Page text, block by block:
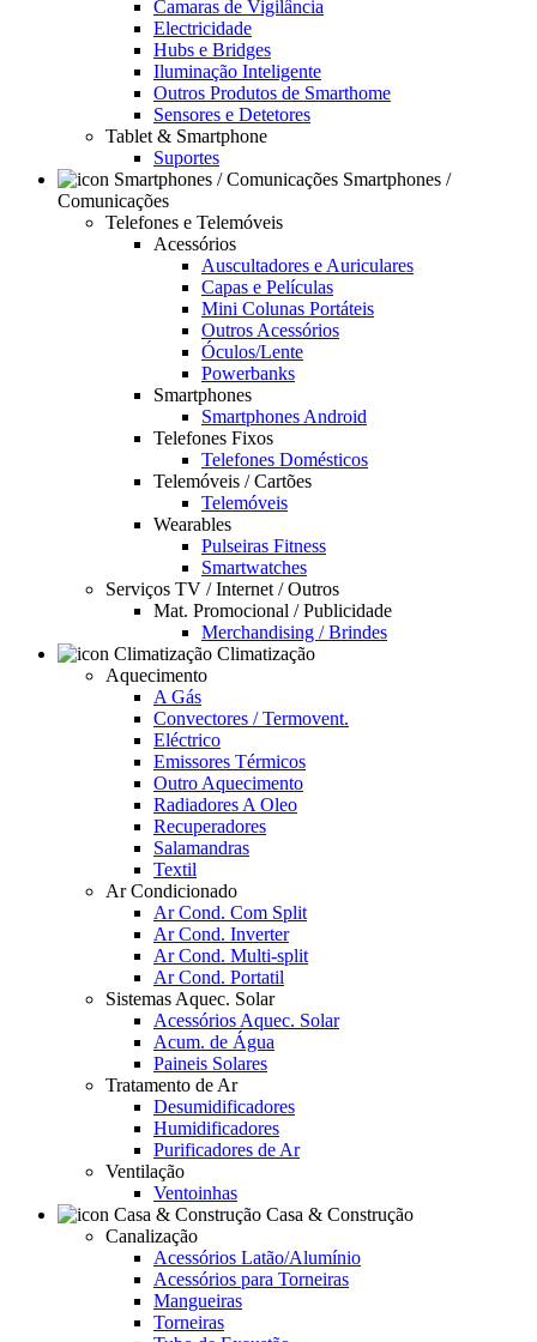
Camaras de Vigilância
Electricidade
Hubs e Bridges
Iluminação Inteligente
Outros Produtos de Smarthome
Sensores e Detetores
Tablet & Smartphone
Suportes
Smartphones /
Comunicações
Telefones e Telemóveis
Acessórios
Auscultadores e Auriculares
Capas e Películas
Mini Colunas Portáteis
Outros Acessórios
Óculos/Lente
Powerbanks
Smartphones
Smartphones Android
Telefones Fixos
Telefones Domésticos
Telemóveis / Cartões
Telemóveis
Wearables
Pulseiras Fitness
Smartwatches
Serviços TV / Internet / Outros
Mat. Promocional / Publicidade
Merchandising / Brindes
Climatização
Aquecimento
A Gás
Convectores / Termovent.
Eléctrico
Emissores Térmicos
Outro Aquecimento
Radiadores A Oleo
Recuperadores
Salamandras
Textil
Ar Condicionado
Ar Cond. Com Split
Ar Cond. Inverter
Ar Cond. Multi-split
Ar Cond. Portatil
Sistemas Aquec. Solar
Acessórios Aquec. Solar
Acum. de Água
Paineis Solares
Tratamento de Ar
Desumidificadores
Humidificadores
Purificadores de Ar
Ventilação
Ventoinhas
Casa & Construção
Canalização
Acessórios Latão/Alumínio
Acessórios para Torneiras
Mangueiras
Torneiras